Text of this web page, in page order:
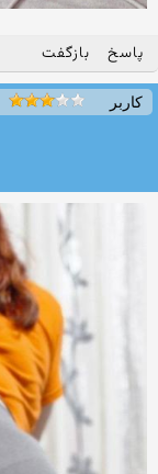
پاسخ بازگفت
کاربر